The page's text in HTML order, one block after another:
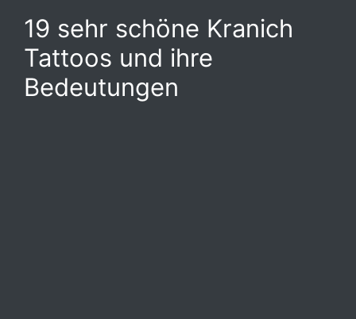
19 sehr schöne Kranich
Tattoos und ihre
Bedeutungen